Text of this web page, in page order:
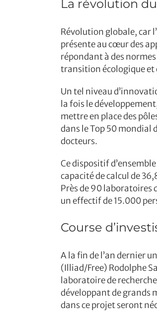
La révolution
Révolution globale, car
présente au cœur des
répondant à des
transition écologique et
Un tel niveau
la fois le
mettre en place des
dans le Top 50 mondial
docteurs.
Ce dispositif
capacité de calcul de
Près de 90 laboratoires
un effectif de 15.000
Course
A la fin de l’an dernier
(Illiad/Free) Rodolphe
laboratoire de
développant de grands
dans ce projet seront